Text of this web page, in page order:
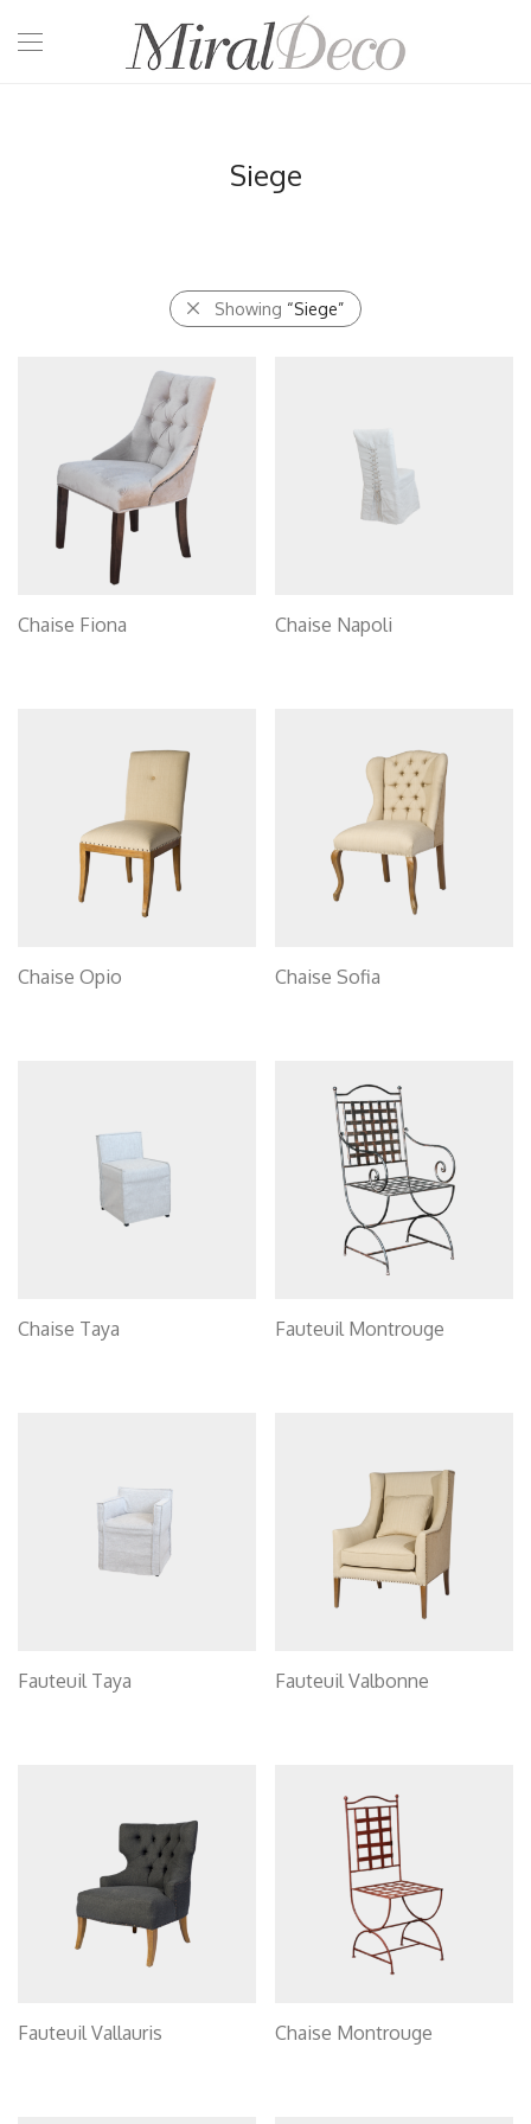
Siege
Showing “Siege”
Chaise Fiona Chaise Napoli
Chaise Opio Chaise Sofia
Chaise Taya Fauteuil Montrouge
Fauteuil Taya Fauteuil Valbonne
Fauteuil Vallauris Chaise Montrouge